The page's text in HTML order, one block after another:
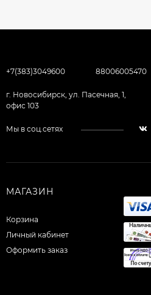
+7(383)3049600 88006005470
г. Новосибирск, ул. Пасечная, 1,
офис 103
Мы в соц.сетях
МАГАЗИН
Корзина
Личный кабинет
Оформить заказ